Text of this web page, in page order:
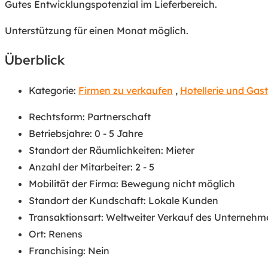
Gutes Entwicklungspotenzial im Lieferbereich.
Unterstützung für einen Monat möglich.
Überblick
Kategorie: Firmen zu verkaufen , Hotellerie und
Rechtsform: Partnerschaft
Betriebsjahre: 0 - 5 Jahre
Standort der Räumlichkeiten: Mieter
Anzahl der Mitarbeiter: 2 - 5
Mobilität der Firma: Bewegung nicht möglich
Standort der Kundschaft: Lokale Kunden
Transaktionsart: Weltweiter Verkauf des
Ort: Renens
Franchising: Nein